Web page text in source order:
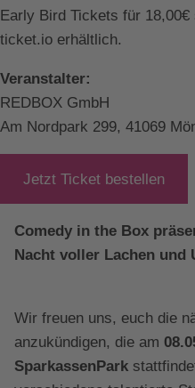
Early Bird Tickets für
ticket.io erhältlich.
Veranstalter:
REDBOX GmbH
Am Nordpark 299, 41069
Jetzt Ticket bestellen
Comedy in the Box
Nacht voller Lachen und
Wir freuen uns, euch die
anzukündigen, die am
SparkassenPark